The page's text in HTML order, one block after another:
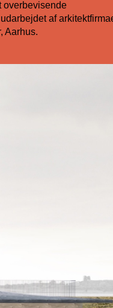
overbevisende
af
Aarhus.